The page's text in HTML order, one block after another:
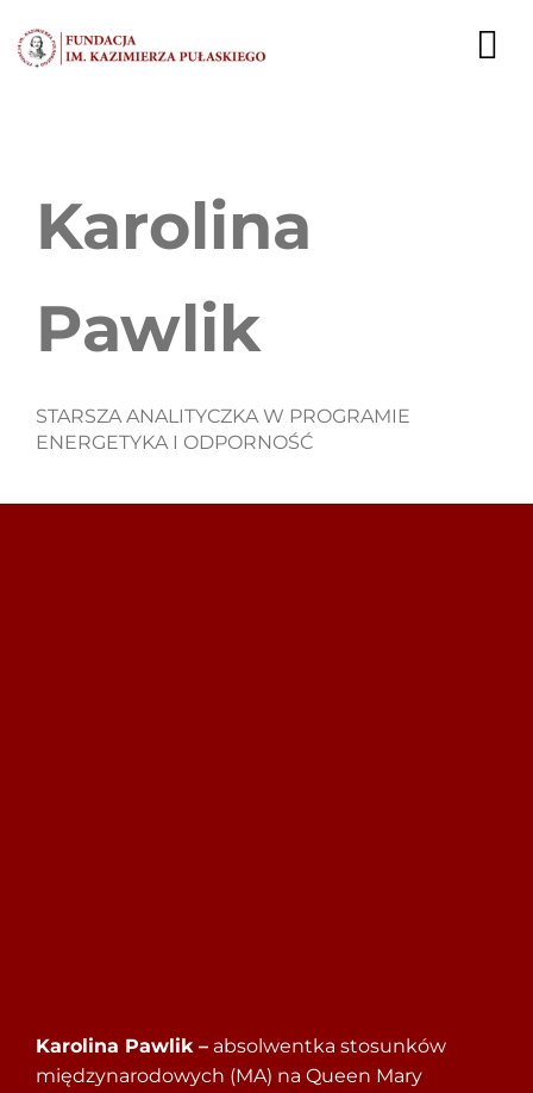
do
zawartości
KARIERA
KONTAKT
Karolina
Pawlik
STARSZA ANALITYCZKA W PROGRAMIE
ENERGETYKA I ODPORNOŚĆ
Karolina Pawlik – absolwentka stosunków
międzynarodowych (MA) na Queen Mary